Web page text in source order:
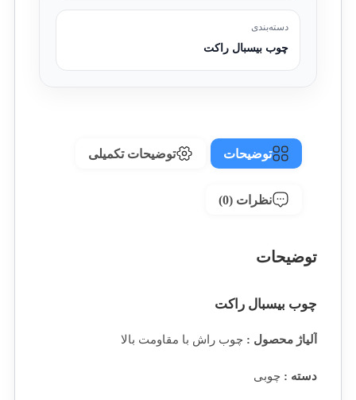
دسته‌بندی
چوب بیسبال راکت
توضیحات توضیحات تکمیلی
نظرات (0)
توضیحات
چوب بیسبال راکت
آلیاژ محصول : چوب راش با مقاومت بالا
دسته : چوبی